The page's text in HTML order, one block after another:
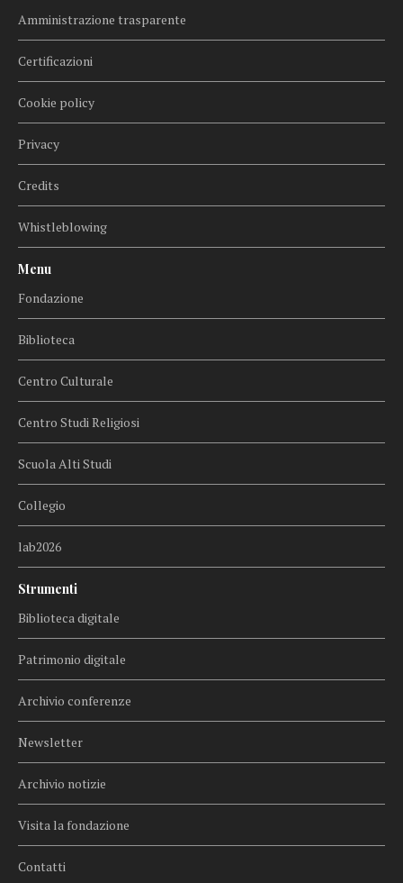
Amministrazione trasparente
Certificazioni
Cookie policy
Privacy
Credits
Whistleblowing
Menu
Fondazione
Biblioteca
Centro Culturale
Centro Studi Religiosi
Scuola Alti Studi
Collegio
lab2026
Strumenti
Biblioteca digitale
Patrimonio digitale
Archivio conferenze
Newsletter
Archivio notizie
Visita la fondazione
Contatti